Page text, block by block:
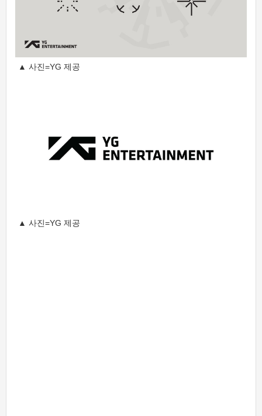
▲ 사진=YG 제공
▲ 사진=YG 제공